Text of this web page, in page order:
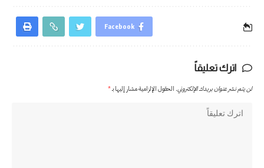
Facebook
اترك تعليقاً
لن يتم نشر عنوان بريدك الإلكتروني. الحقول الإلزامية مشار إليها بـ*